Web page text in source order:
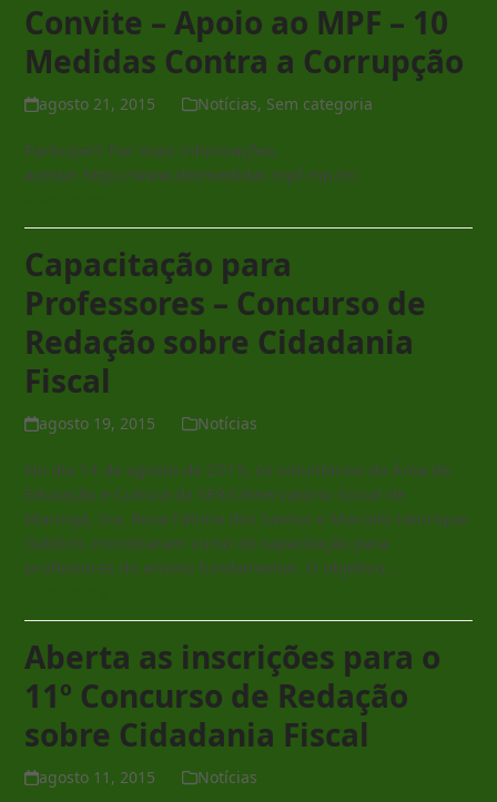
Convite – Apoio ao MPF – 10
Medidas Contra a Corrupção
agosto 21, 2015 Notícias, Sem categoria
Participe!!! Par mais informações,
acesse: http://www.dezmedidas.mpf.mp.br/
Capacitação para
Professores – Concurso de
Redação sobre Cidadania
Fiscal
agosto 19, 2015 Notícias
No dia 14 de agosto de 2015, os voluntários da Área de
Educação e Cultura da SER/Observatório Social de
Maringá, Sra. Rosa Fátima dos Santos e Marcelo Henrique
Galdioli, ministraram curso de capacitação para
professores do ensino fundamental. O objetivo…
Aberta as inscrições para o
11º Concurso de Redação
sobre Cidadania Fiscal
agosto 11, 2015 Notícias